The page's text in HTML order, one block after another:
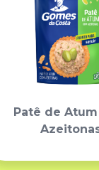
Patê de